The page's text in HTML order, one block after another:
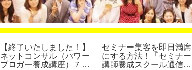
【終了いたしました！】
ネットコンサル（パワー
ブロガー養成講座）７４
セミナー集客を即日満席
にする方法！「セミナー
講師養成スクール通信